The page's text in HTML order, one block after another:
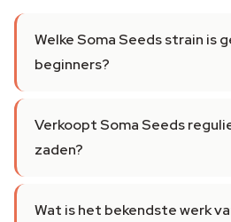
Welke Soma Seeds strain is
beginners?
Verkoopt Soma Seeds
zaden?
Wat is het bekendste werk